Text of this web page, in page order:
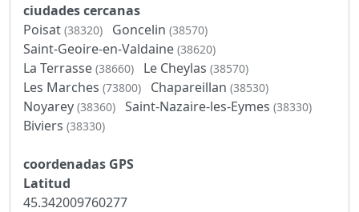
ciudades cercanas
Poisat (38320) Goncelin (38570)
Saint-Geoire-en-Valdaine (38620)
La Terrasse (38660) Le Cheylas (38570)
Les Marches (73800) Chapareillan (38530)
Noyarey (38360) Saint-Nazaire-les-Eymes (38330)
Biviers (38330)
coordenadas GPS
Latitud
45.342009760277